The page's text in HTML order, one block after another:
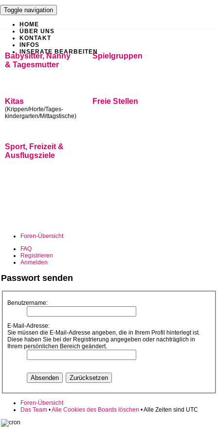
Toggle navigation
HOME
ÜBER UNS
KONTAKT
INFOS
INSERATE BEARBEITEN
Babysitter, Nanny
& Tagesmutter
Spielgruppen
Kitas
(Krippen/Horte/Tages-
kindergarten/Mittagstische)
Freie Stellen
Sport, Freizeit &
Ausflugsziele
Foren-Übersicht
FAQ
Registrieren
Anmelden
Passwort senden
Benutzername:
E-Mail-Adresse:
Sie müssen die E-Mail-Adresse angeben, die in Ihrem Profil hinterlegt ist.
Diese haben Sie bei der Registrierung angegeben oder nachträglich in
Ihrem persönlichen Bereich geändert.
Foren-Übersicht
Das Team •Alle Cookies des Boards löschen • Alle Zeiten sind UTC